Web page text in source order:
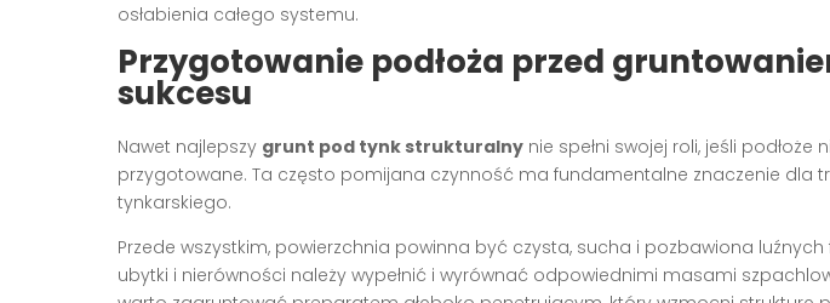
osłabienia całego systemu.
Przygotowanie podłoża przed
sukcesu
Nawet najlepszy grunt pod tynk strukturalny nie spełni swojej roli, jeśli
przygotowane. Ta często pomijana czynność ma fundamentalne znaczenie dla
tynkarskiego.
Przede wszystkim, powierzchnia powinna być czysta, sucha i pozbawiona luźnych
ubytki i nierówności należy wypełnić i wyrównać odpowiednimi masami